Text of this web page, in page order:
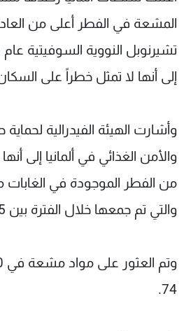
المشعة في الفطر أعلى من
إلى أنها لا تمثل خطراً على
وأشارت الهيئة الفيدرالية
والأمن الغذائي في ألمانيا إلى
من الفطر الموجودة في الغابات من
والتي تم جمعها خلال الفترة بين 2015 و2021.
74.
شاهد البرامج
عن MTV
وظائف
سياسة